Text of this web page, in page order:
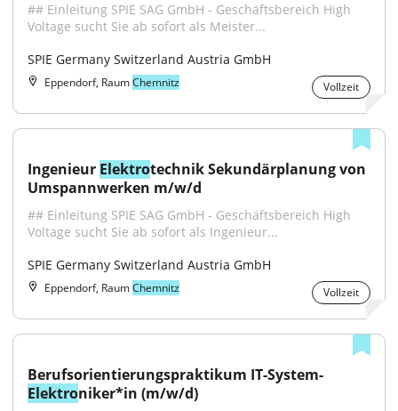
## Einleitung SPIE SAG GmbH - Geschäftsbereich High
Voltage sucht Sie ab sofort als Meister...
SPIE Germany Switzerland Austria GmbH
Eppendorf, RaumChemnitz Vollzeit
Ingenieur Elektrotechnik Sekundärplanung von
Umspannwerken m/w/d
## Einleitung SPIE SAG GmbH - Geschäftsbereich High
Voltage sucht Sie ab sofort als Ingenieur...
SPIE Germany Switzerland Austria GmbH
Eppendorf, RaumChemnitz Vollzeit
Berufsorientierungspraktikum IT-System-
Elektroniker*in (m/w/d)